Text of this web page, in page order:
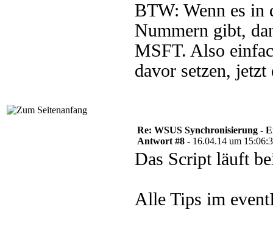
BTW: Wenn es in
Nummern gibt,
MSFT. Also
davor setzen, jetzt
Re: WSUS Synchronisierung -
Antwort #8 - 16.04.14 um
Das Script läuft
Alle Tips im